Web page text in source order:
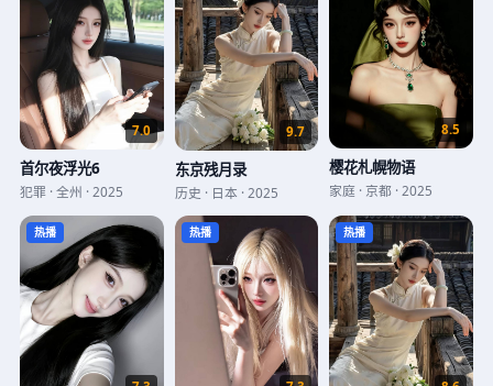
7.0
首尔夜浮光6
犯罪·全州 · 2025
9.7
东京残月录
历史 · 日本 · 2025
8.5
樱花札幌物语
家庭 ·京都 · 2025
热播 热播 热播